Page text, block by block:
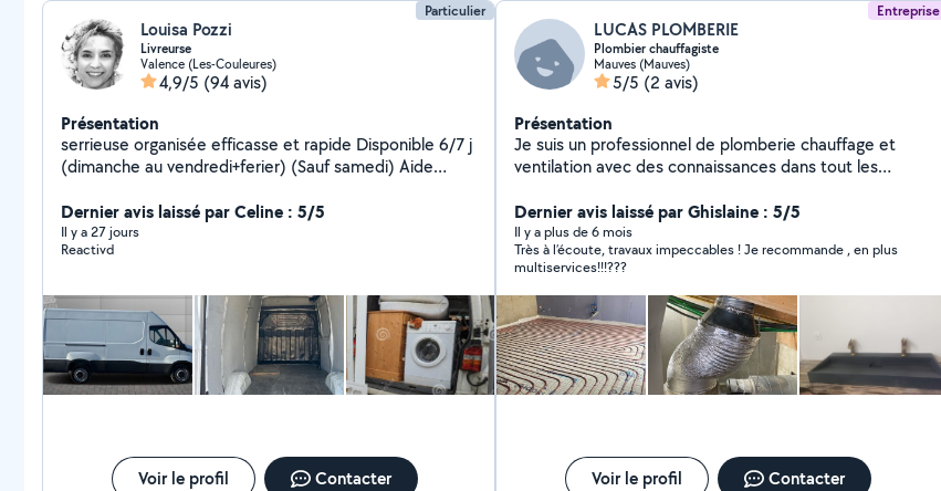
Particulier
Louisa Pozzi
Livreurse
Valence (Les-Couleures)
4,9/5 (94 avis)
Présentation
serrieuse organisée efficasse et rapide Disponible 6/7 j
(dimanche au vendredi+ferier) (Sauf samedi) Aide
Valence. Périmètre j'usqu a 30klm de valence. + d'infos
et frais à convenir par téléphone Possible de venir a
plusieurs si besoins pour l aide au déménagement...
Dernier avis laissé par Celine : 5/5
Il y a 27 jours
Reactivd
Voir le profil Contacter
Entreprise
LUCAS PLOMBERIE
Plombier chauffagiste
Mauves (Mauves)
5/5 (2 avis)
Présentation
Je suis un professionnel de plomberie chauffage et
ventilation avec des connaissances dans tout les
Dernier avis laissé par Ghislaine : 5/5
Il y a plus de 6 mois
Très à l’écoute, travaux impeccables ! Je recommande , en plus
multiservices!!!???
Voir le profil Contacter